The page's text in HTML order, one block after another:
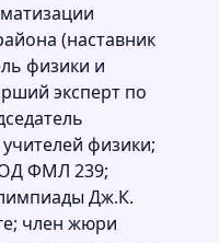
(наставник
физики и
эксперт по
физики;
ФМЛ 239;
Дж.К.
член жюри